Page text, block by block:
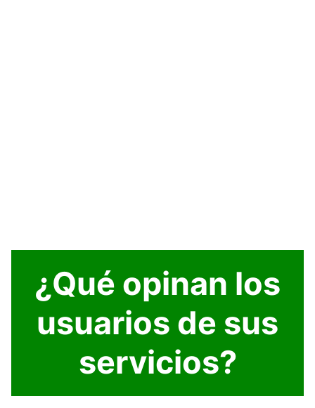
¿Qué opinan los
usuarios de sus
servicios?